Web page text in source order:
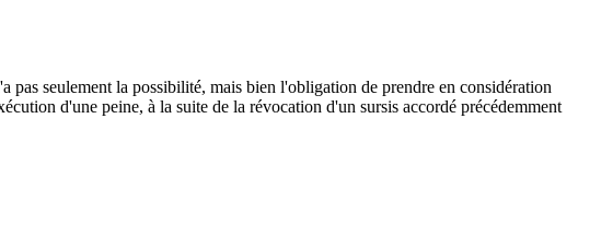
pas seulement la possibilité, mais bien l'obligation de prendre en considération
d'une peine, à la suite de la révocation d'un sursis accordé précédemment